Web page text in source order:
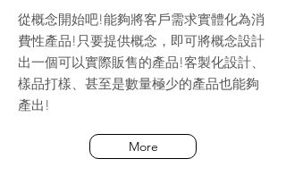
從概念開始吧!能夠將客戶需求實體化為消
費性產品!只要提供概念，即可將概念設計
出一個可以實際販售的產品!客製化設計、
樣品打樣、甚至是數量極少的產品也能夠
產出!
More